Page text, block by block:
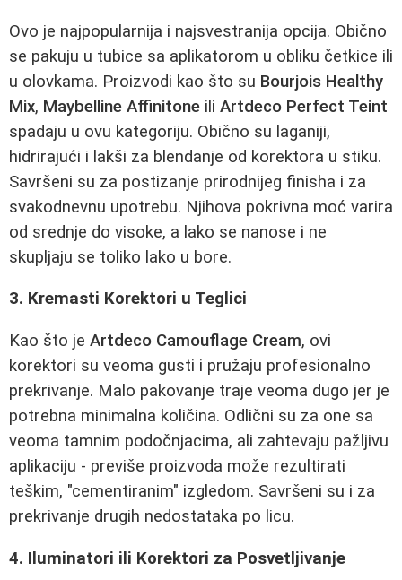
Ovo je najpopularnija i najsvestranija opcija. Obično
se pakuju u tubice sa aplikatorom u obliku četkice ili
u olovkama. Proizvodi kao što su Bourjois Healthy
Mix, Maybelline Affinitone ili Artdeco Perfect Teint
spadaju u ovu kategoriju. Obično su laganiji,
hidrirajući i lakši za blendanje od korektora u stiku.
Savršeni su za postizanje prirodnijeg finisha i za
svakodnevnu upotrebu. Njihova pokrivna moć varira
od srednje do visoke, a lako se nanose i ne
skupljaju se toliko lako u bore.
3. Kremasti Korektori u Teglici
Kao što je Artdeco Camouflage Cream, ovi
korektori su veoma gusti i pružaju profesionalno
prekrivanje. Malo pakovanje traje veoma dugo jer je
potrebna minimalna količina. Odlični su za one sa
veoma tamnim podočnjacima, ali zahtevaju pažljivu
aplikaciju - previše proizvoda može rezultirati
teškim, "cementiranim" izgledom. Savršeni su i za
prekrivanje drugih nedostataka po licu.
4. Iluminatori ili Korektori za Posvetljivanje